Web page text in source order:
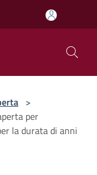
>
per
la durata di anni